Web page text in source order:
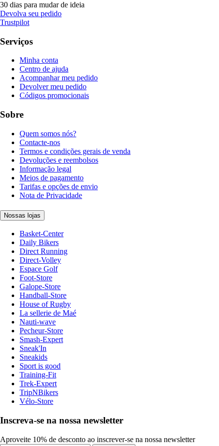
30 dias para mudar de ideia
Devolva seu pedido
Trustpilot
Serviços
Minha conta
Centro de ajuda
Acompanhar meu pedido
Devolver meu pedido
Códigos promocionais
Sobre
Quem somos nós?
Contacte-nos
Termos e condições gerais de venda
Devoluções e reembolsos
Informação legal
Meios de pagamento
Tarifas e opções de envio
Nota de Privacidade
Nossas lojas
Basket-Center
Daily Bikers
Direct Running
Direct-Volley
Espace Golf
Foot-Store
Galope-Store
Handball-Store
House of Rugby
La sellerie de Maé
Nauti-wave
Pecheur-Store
Smash-Expert
Sneak'In
Sneakids
Sport is good
Training-Fit
Trek-Expert
TripNBikers
Vélo-Store
Inscreva-se na nossa newsletter
Aproveite 10% de desconto ao inscrever-se na nossa newsletter